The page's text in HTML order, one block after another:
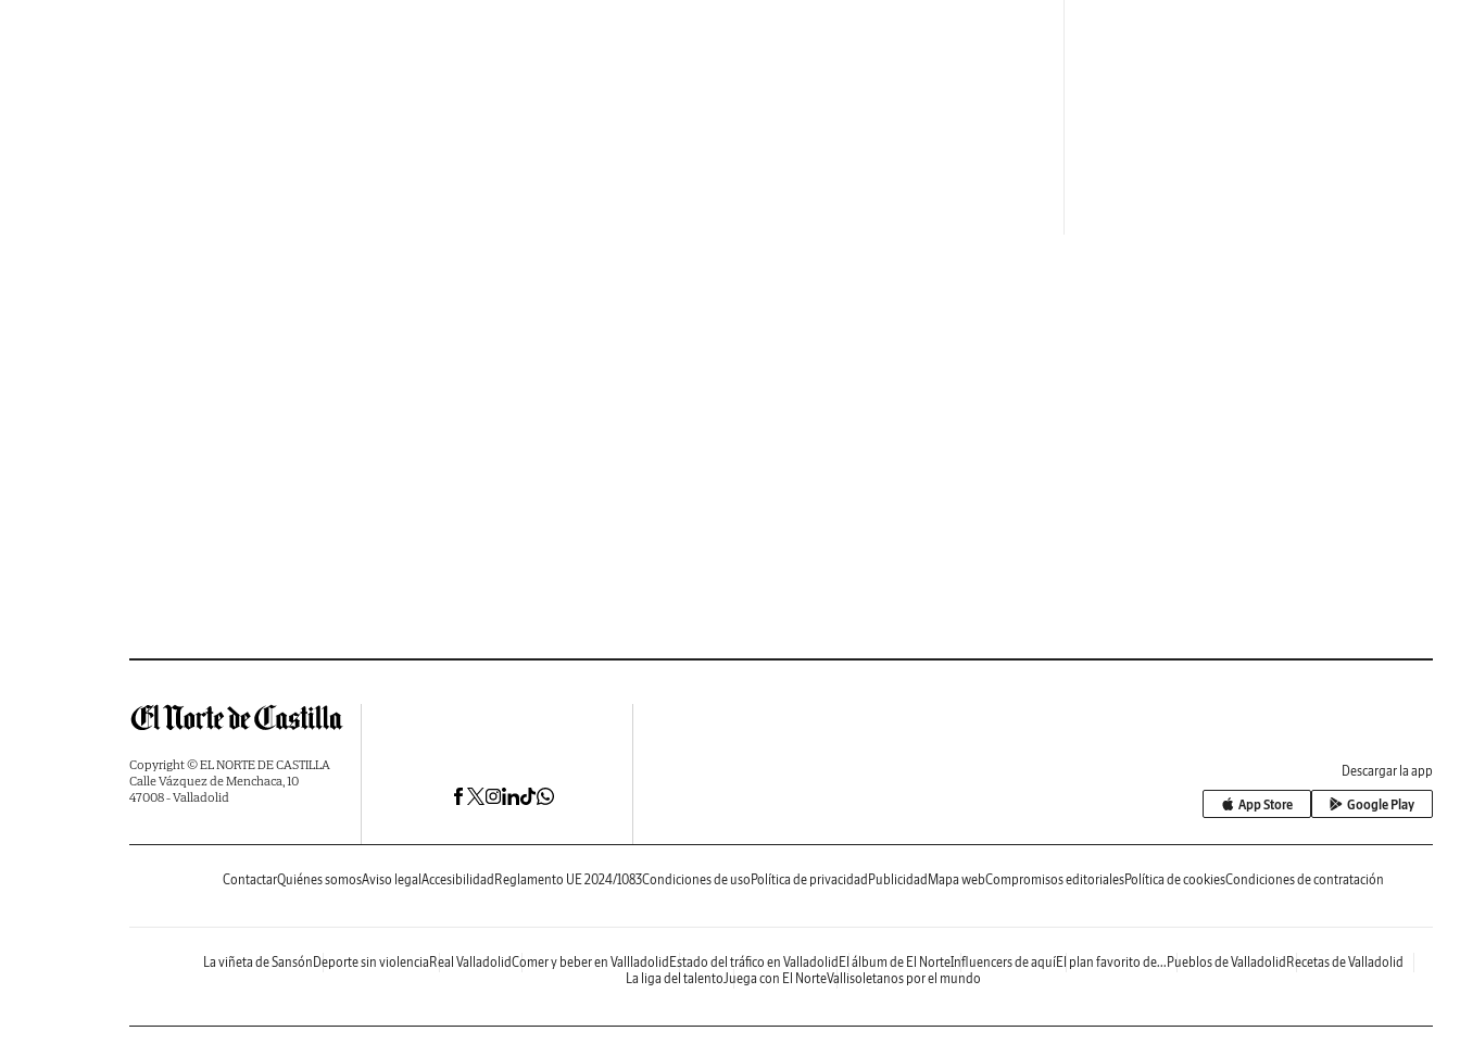
Copyright © EL NORTE DE CASTILLA
Calle Vázquez de Menchaca, 10
47008 - Valladolid
Descargar la app
App Store Google Play
ContactarQuiénes somosAviso legal Accesibilidad Reglamento UE 2024/1083Condiciones de uso Política de privacidad Publicidad Mapa webCompromisos editorialesPolítica de cookiesCondiciones de contratación
La viñeta de Sansón Deporte sin violencia Real ValladolidComer y beber en Vallladolid Estado del tráfico en Valladolid El álbum de El NorteInfluencers de aquíEl plan favorito de... Pueblos de Valladolid Recetas de Valladolid
La liga del talentoJuega con El NorteVallisoletanos por el mundo